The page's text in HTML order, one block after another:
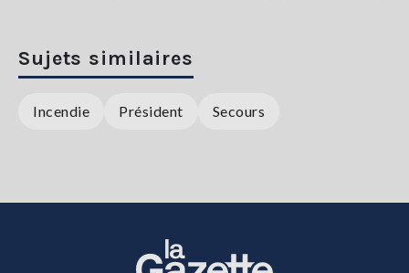
Sujets similaires
Incendie Président Secours